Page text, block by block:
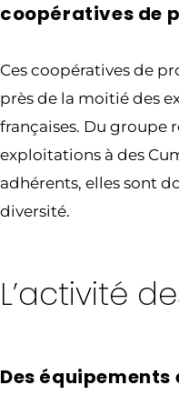
coopératives de
Ces coopératives de
près de la moitié des
françaises. Du groupe
exploitations à des
adhérents, elles sont
diversité.
L’activité
Des